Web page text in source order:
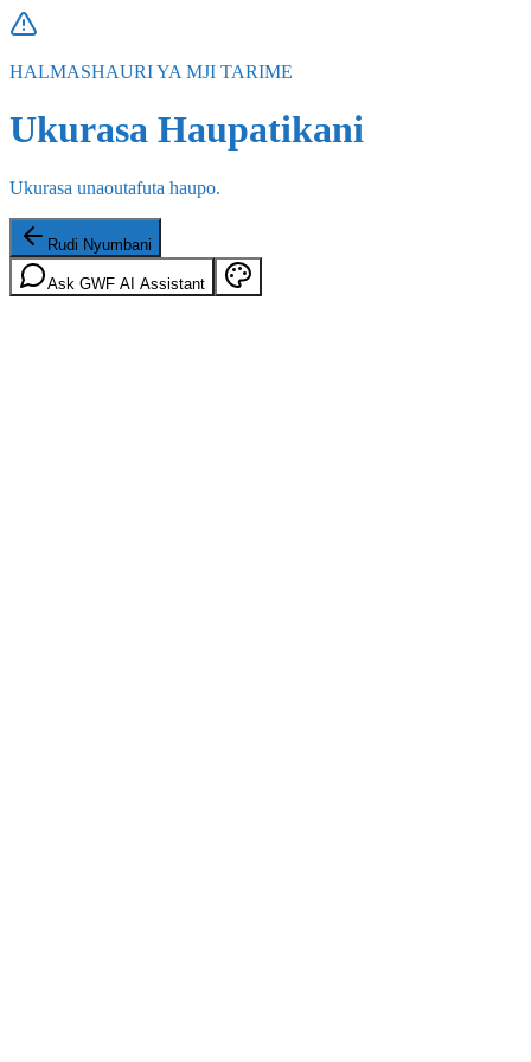
HALMASHAURI YA MJI TARIME
Ukurasa Haupatikani
Ukurasa unaoutafuta haupo.
Rudi Nyumbani
Ask GWF AI Assistant